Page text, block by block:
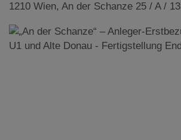
1210 Wien, An der Schanze 25 / A / 13